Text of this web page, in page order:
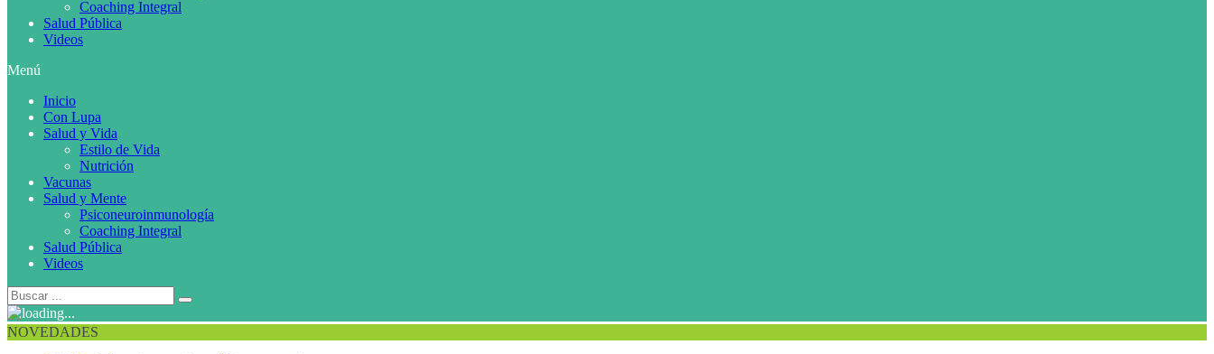
Coaching Integral
Salud Pública
Videos
Menú
Inicio
Con Lupa
Salud y Vida
Estilo de Vida
Nutrición
Vacunas
Salud y Mente
Psiconeuroinmunología
Coaching Integral
Salud Pública
Videos
NOVEDADES